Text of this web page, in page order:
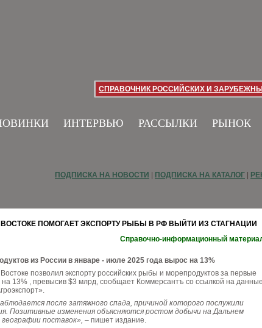
СПРАВОЧНИК РОССИЙСКИХ И
ИНТЕРВЬЮ РАССЫЛКИ РЫНОК
ПОДПИСКА НА НОВОСТИ ПОДПИСКА НА КАТАЛОГ
ПОМОГАЕТ ЭКСПОРТУ РЫБЫ В РФ ВЫЙТИ ИЗ СТАГНАЦИИ
Справочно-информационный
из России в январе - июле 2025 года вырос на 13%
позволил экспорту российских рыбы и морепродуктов за первые
на 13% , превысив $3 млрд, сообщает Коммерсантъ со ссылкой на данные
после затяжного спада, причиной которого послужили
Позитивные изменения объясняются ростом добычи на Дальнем
поставок», – пишет издание.